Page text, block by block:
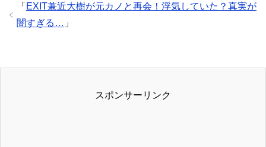
「 EXIT兼近大樹が元カノと再会！浮気していた？真実が
闇すぎる… 」
スポンサーリンク